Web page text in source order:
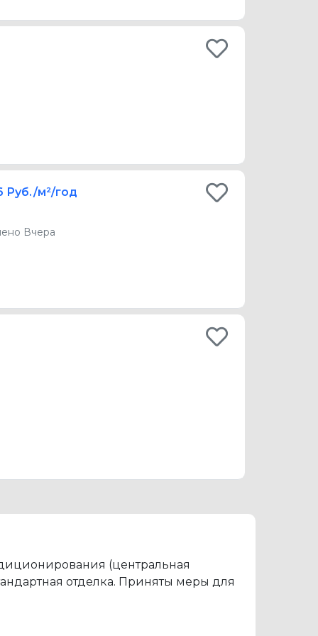
Руб./м²/год
Вчера
(центральная
отделка. Приняты меры для